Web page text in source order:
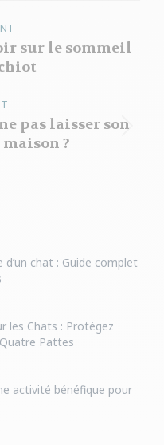
sur le sommeil
pas laisser son
?
d’un chat : Guide complet
les Chats : Protégez
Pattes
activité bénéfique pour